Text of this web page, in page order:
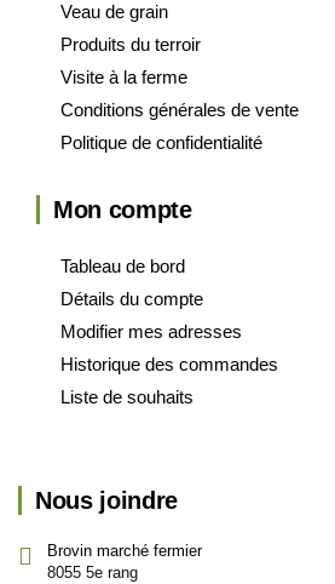
Veau de grain
Produits du terroir
Visite à la ferme
Conditions générales de vente
Politique de confidentialité
Mon compte
Tableau de bord
Détails du compte
Modifier mes adresses
Historique des commandes
Liste de souhaits
Nous joindre
Brovin marché fermier
8055 5e rang